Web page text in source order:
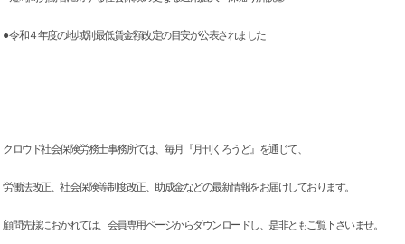
● 令和４年度の地域別最低賃金額改定の目安が公表されました
クロウド社会保険労務士事務所では、毎月『月刊くろうど』を通じて、
労働法改正、社会保険等制度改正、助成金などの最新情報をお届けしております。
顧問先様におかれては、会員専用ページからダウンロードし、是非ともご覧下さいませ。